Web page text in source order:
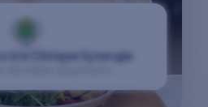
à la Clinique Synergie